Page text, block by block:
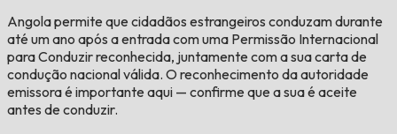
Angola permite que cidadãos estrangeiros conduzam durante
até um ano após a entrada com uma Permissão Internacional
para Conduzir reconhecida, juntamente com a sua carta de
condução nacional válida. O reconhecimento da autoridade
emissora é importante aqui — confirme que a sua é aceite
antes de conduzir.